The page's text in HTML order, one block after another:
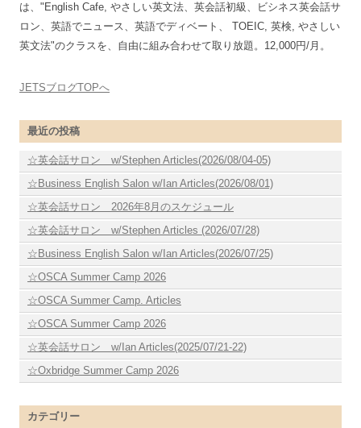
は、"English Cafe, やさしい英文法、英会話初級、ビシネス英会話サ
ロン、英語でニュース、英語でディベート、 TOEIC, 英検, やさしい
英文法"のクラスを、自由に組み合わせて取り放題。12,000円/月。
JETSブログTOPへ
最近の投稿
☆英会話サロン w/Stephen Articles(2026/08/04-05)
☆Business English Salon w/Ian Articles(2026/08/01)
☆英会話サロン 2026年8月のスケジュール
☆英会話サロン w/Stephen Articles (2026/07/28)
☆Business English Salon w/Ian Articles(2026/07/25)
☆OSCA Summer Camp 2026
☆OSCA Summer Camp. Articles
☆OSCA Summer Camp 2026
☆英会話サロン w/Ian Articles(2025/07/21-22)
☆Oxbridge Summer Camp 2026
カテゴリー